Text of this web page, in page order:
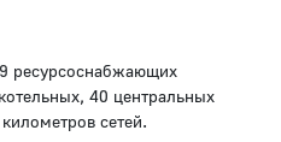
ресурсоснабжающих
40 центральных
сетей.